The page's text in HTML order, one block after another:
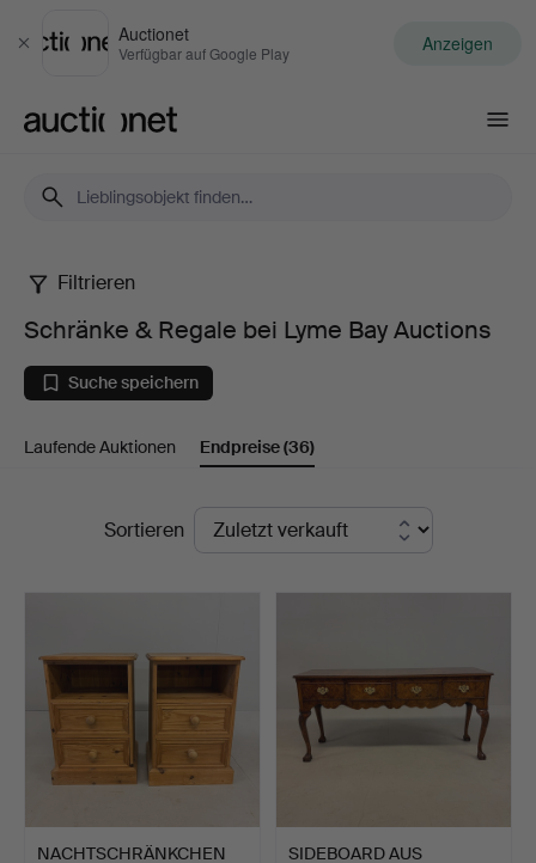
Schließen
Auctionet
Verfügbar auf Google Play Anzeigen
Schränke
Regale
bei
Bay
Auctions
Filtrieren
Schränke & Regale bei Lyme Bay Auctions
Suche speichern
Laufende Auktionen Endpreise(36)
EndpreiseSortieren
NACHTSCHRÄNKCHEN
SIDEBOARD AUS